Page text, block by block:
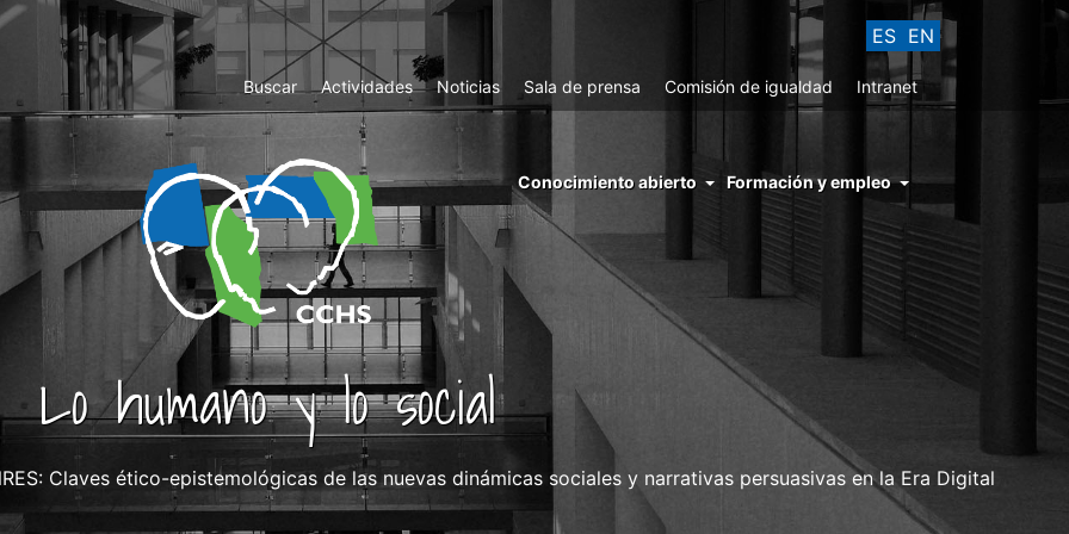
ES EN
Top
Menu
Buscar Actividades Noticias Sala de prensa Comisión de igualdad Intranet
menu
right
cchs
conocimiento
abierto
Conocimiento abierto Formación y empleo
Lo humano y lo social
Claves ético-epistemológicas de las nuevas dinámicas sociales y narrativas persuasivas en la Era Digital